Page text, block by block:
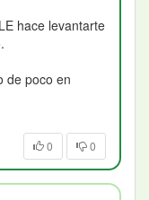
hace levantarte
de poco en
0 0